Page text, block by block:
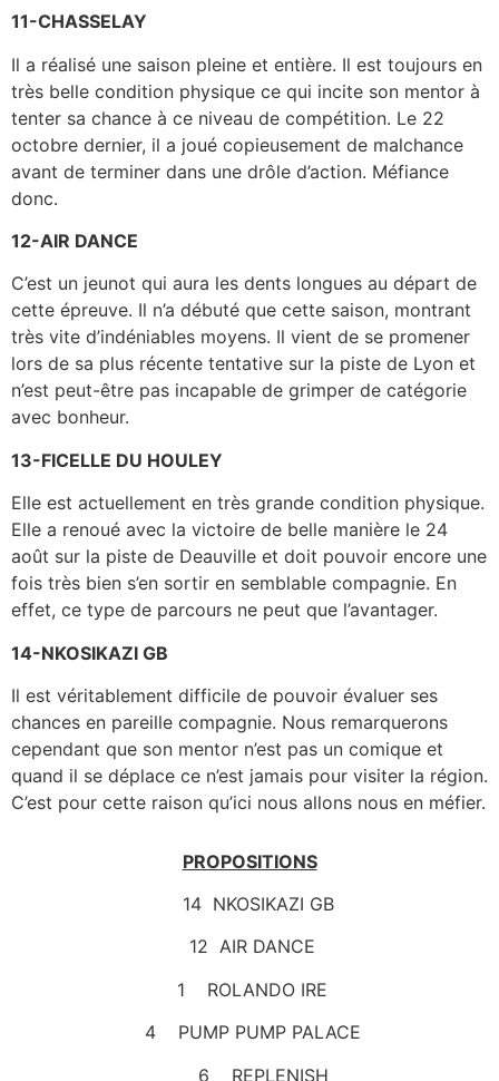
11-CHASSELAY
Il a réalisé une saison pleine et entière. Il est toujours en
très belle condition physique ce qui incite son mentor à
tenter sa chance à ce niveau de compétition. Le 22
octobre dernier, il a joué copieusement de malchance
avant de terminer dans une drôle d’action. Méfiance
donc.
12-AIR DANCE
C’est un jeunot qui aura les dents longues au départ de
cette épreuve. Il n’a débuté que cette saison, montrant
très vite d’indéniables moyens. Il vient de se promener
lors de sa plus récente tentative sur la piste de Lyon et
n’est peut-être pas incapable de grimper de catégorie
avec bonheur.
13-FICELLE DU HOULEY
Elle est actuellement en très grande condition physique.
Elle a renoué avec la victoire de belle manière le 24
août sur la piste de Deauville et doit pouvoir encore une
fois très bien s’en sortir en semblable compagnie. En
effet, ce type de parcours ne peut que l’avantager.
14-NKOSIKAZI GB
Il est véritablement difficile de pouvoir évaluer ses
chances en pareille compagnie. Nous remarquerons
cependant que son mentor n’est pas un comique et
quand il se déplace ce n’est jamais pour visiter la région.
C’est pour cette raison qu’ici nous allons nous en méfier.
PROPOSITIONS
14 NKOSIKAZI GB
12 AIR DANCE
1 ROLANDO IRE
4 PUMP PUMP PALACE
6 REPLENISH